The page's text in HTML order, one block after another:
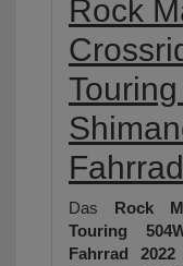
Rock
Das Rock
Touring
Fahrrad 2022